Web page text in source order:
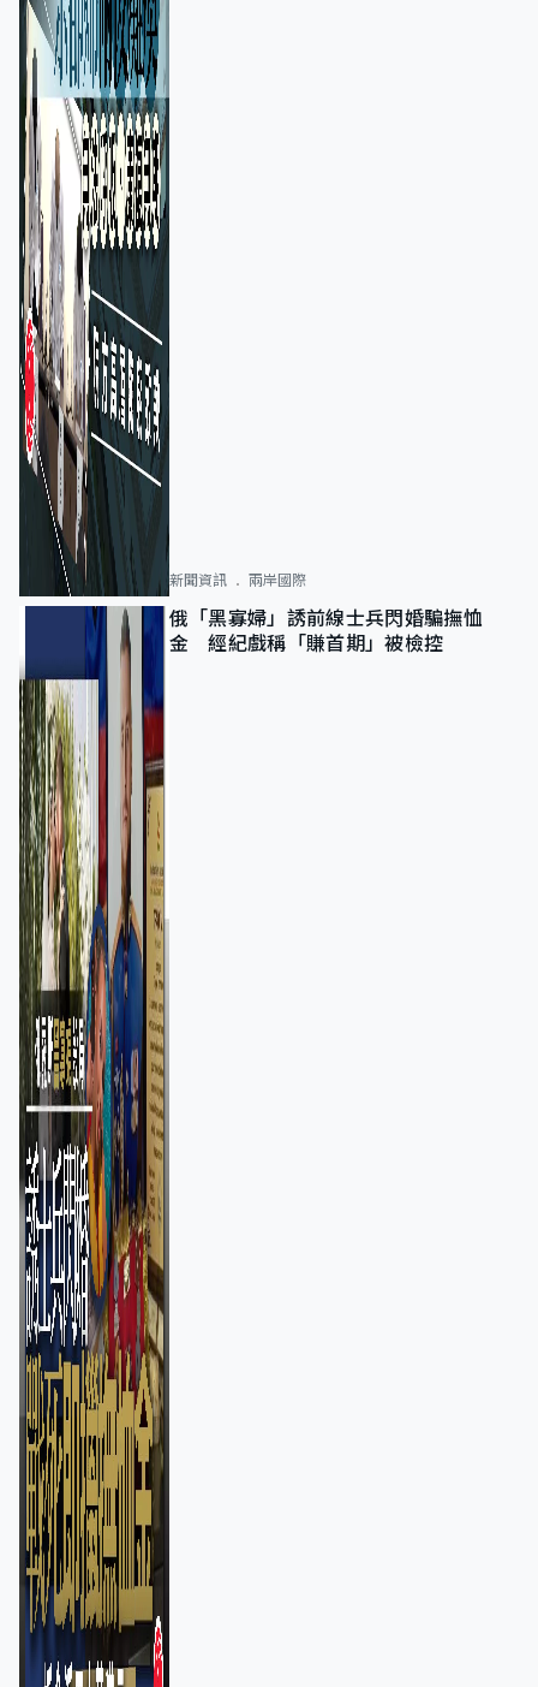
新聞資訊 兩岸國際
俄「黑寡婦」誘前線士兵閃婚騙撫恤
金 經紀戲稱「賺首期」被檢控